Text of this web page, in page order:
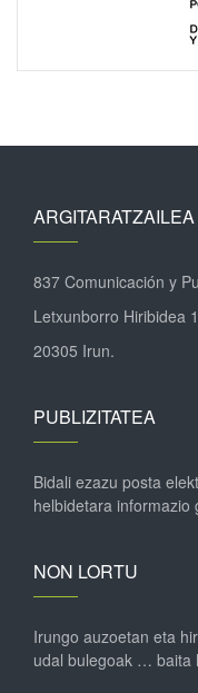
ARGITARATZAILEA
837 Comunicación y
Letxunborro Hiribidea
20305 Irun.
PUBLIZITATEA
Bidali ezazu posta
helbidetara informazio
NON LORTU
Irungo auzoetan eta
udal bulegoak … baita